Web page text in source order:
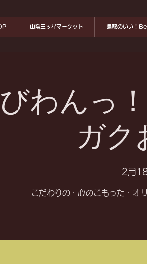
山陰三ッ星マーケット 鳥取のいい！
わんっ
ガク
2月
こだわりの・心のこもった・オ